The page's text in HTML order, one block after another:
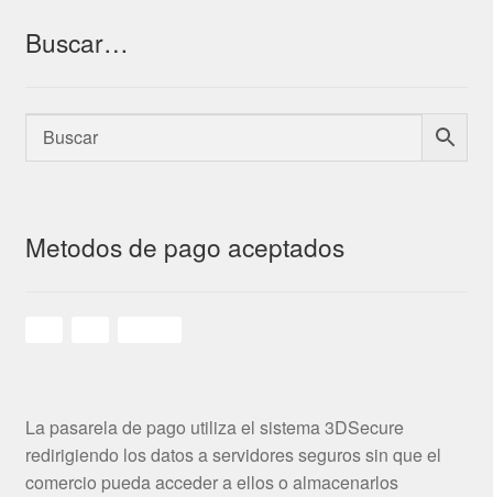
Buscar…
Metodos de pago aceptados
La pasarela de pago utiliza el sistema 3DSecure
redirigiendo los datos a servidores seguros sin que el
comercio pueda acceder a ellos o almacenarlos